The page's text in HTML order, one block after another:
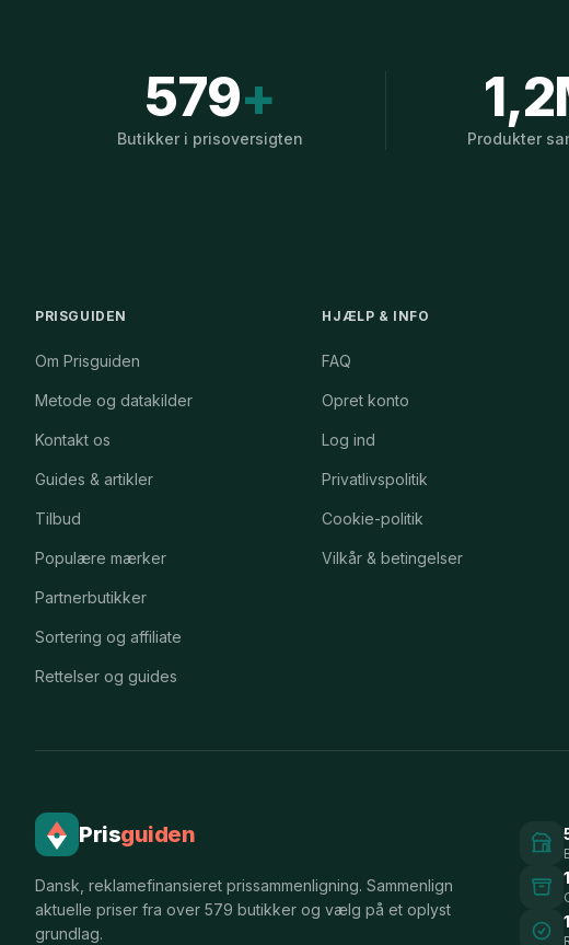
579+
Butikker i prisoversigten Produkter
PRISGUIDEN
Om Prisguiden
Metode og datakilder
Kontakt os
Guides & artikler
Tilbud
Populære mærker
Partnerbutikker
Sortering og affiliate
Rettelser og guides
HJÆLP & INFO
FAQ
Opret konto
Log ind
Privatlivspolitik
Cookie-politik
Vilkår & betingelser
Prisguiden
Dansk, reklamefinansieret prissammenligning. Sammenlign
aktuelle priser fra over 579 butikker og vælg på et oplyst
grundlag.